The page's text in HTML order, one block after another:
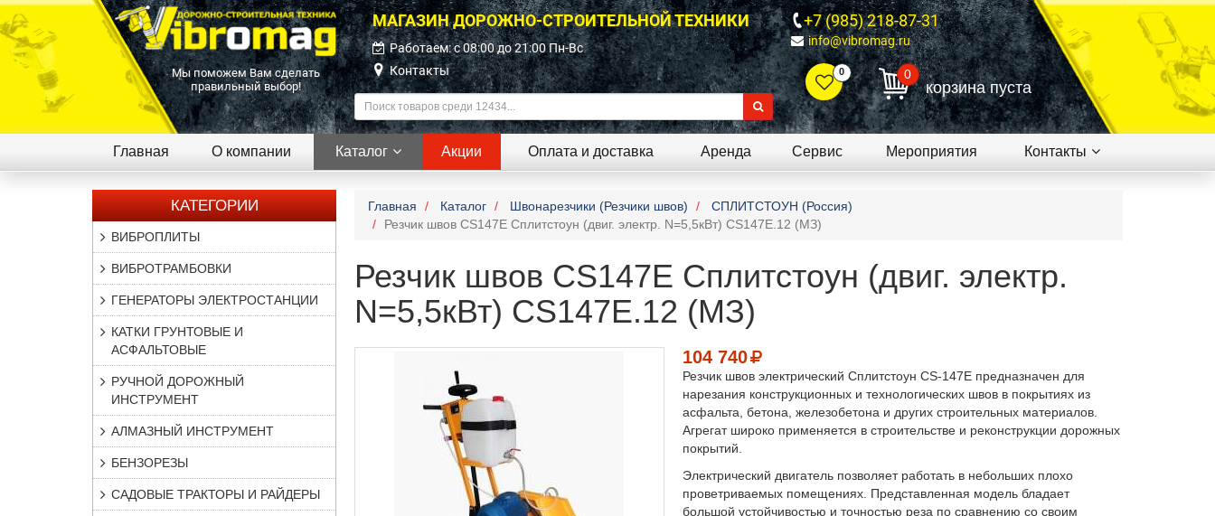
Мы поможем Вам сделать
правильный выбор!
МАГАЗИН ДОРОЖНО-СТРОИТЕЛЬНОЙ ТЕХНИКИ
Работаем: c 08:00 до 21:00 Пн-Вс
Контакты
+7 (985) 218-87-31
info@vibromag.ru
0 0
корзина пуста
Главная О компании Каталог Акции Оплата и доставка Аренда Сервис Мероприятия Контакты
КАТЕГОРИИ
ВИБРОПЛИТЫ
ВИБРОТРАМБОВКИ
ГЕНЕРАТОРЫ ЭЛЕКТРОСТАНЦИИ
КАТКИ ГРУНТОВЫЕ И
АСФАЛЬТОВЫЕ
РУЧНОЙ ДОРОЖНЫЙ
ИНСТРУМЕНТ
АЛМАЗНЫЙ ИНСТРУМЕНТ
БЕНЗОРЕЗЫ
САДОВЫЕ ТРАКТОРЫ И РАЙДЕРЫ
Главная Каталог Швонарезчики (Резчики швов)
СПЛИТСТОУН (Россия)
Резчик швов CS147E Сплитстоун (двиг. электр. N=5,5кВт) CS147E.12 (МЗ)
Резчик швов CS147E Сплитстоун (двиг. электр.
N=5,5кВт) CS147E.12 (МЗ)
104 740
Резчик швов электрический Сплитстоун CS-147E предназначен для
нарезания конструкционных и технологических швов в покрытиях из
асфальта, бетона, железобетона и других строительных материалов.
Агрегат широко применяется в строительстве и реконструкции дорожных
покрытий.
Электрический двигатель позволяет работать в небольших плохо
проветриваемых помещениях. Представленная модель бладает
большой устойчивостью и точностью реза по сравнению со своим